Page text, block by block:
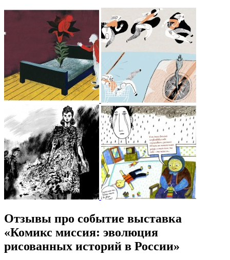
Отзывы про событие выставка
«Комикс миссия: эволюция
рисованных историй в России»